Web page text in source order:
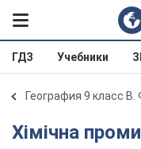
ГДЗ Учебники
География 9 класс В.
Хімічна